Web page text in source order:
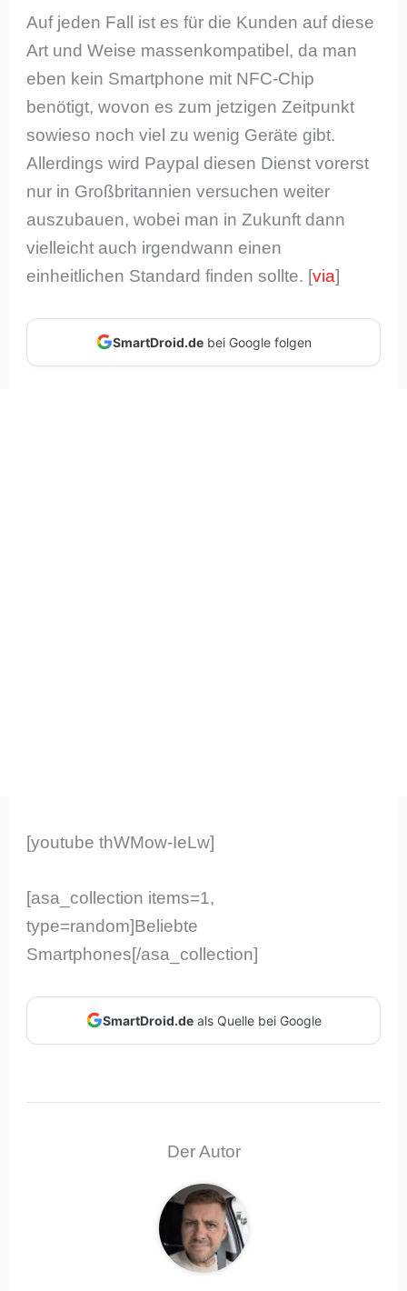
Auf jeden Fall ist es für die Kunden auf diese
Art und Weise massenkompatibel, da man
eben kein Smartphone mit NFC-Chip
benötigt, wovon es zum jetzigen Zeitpunkt
sowieso noch viel zu wenig Geräte gibt.
Allerdings wird Paypal diesen Dienst vorerst
nur in Großbritannien versuchen weiter
auszubauen, wobei man in Zukunft dann
vielleicht auch irgendwann einen
einheitlichen Standard finden sollte. [via]
SmartDroid.debei Google folgen
[youtube thWMow-IeLw]
[asa_collection items=1,
type=random]Beliebte
Smartphones[/asa_collection]
SmartDroid.deals Quelle bei Google
Der Autor